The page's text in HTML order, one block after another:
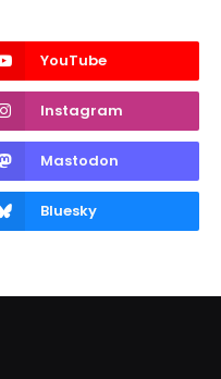
YouTube
Instagram
Mastodon
Bluesky